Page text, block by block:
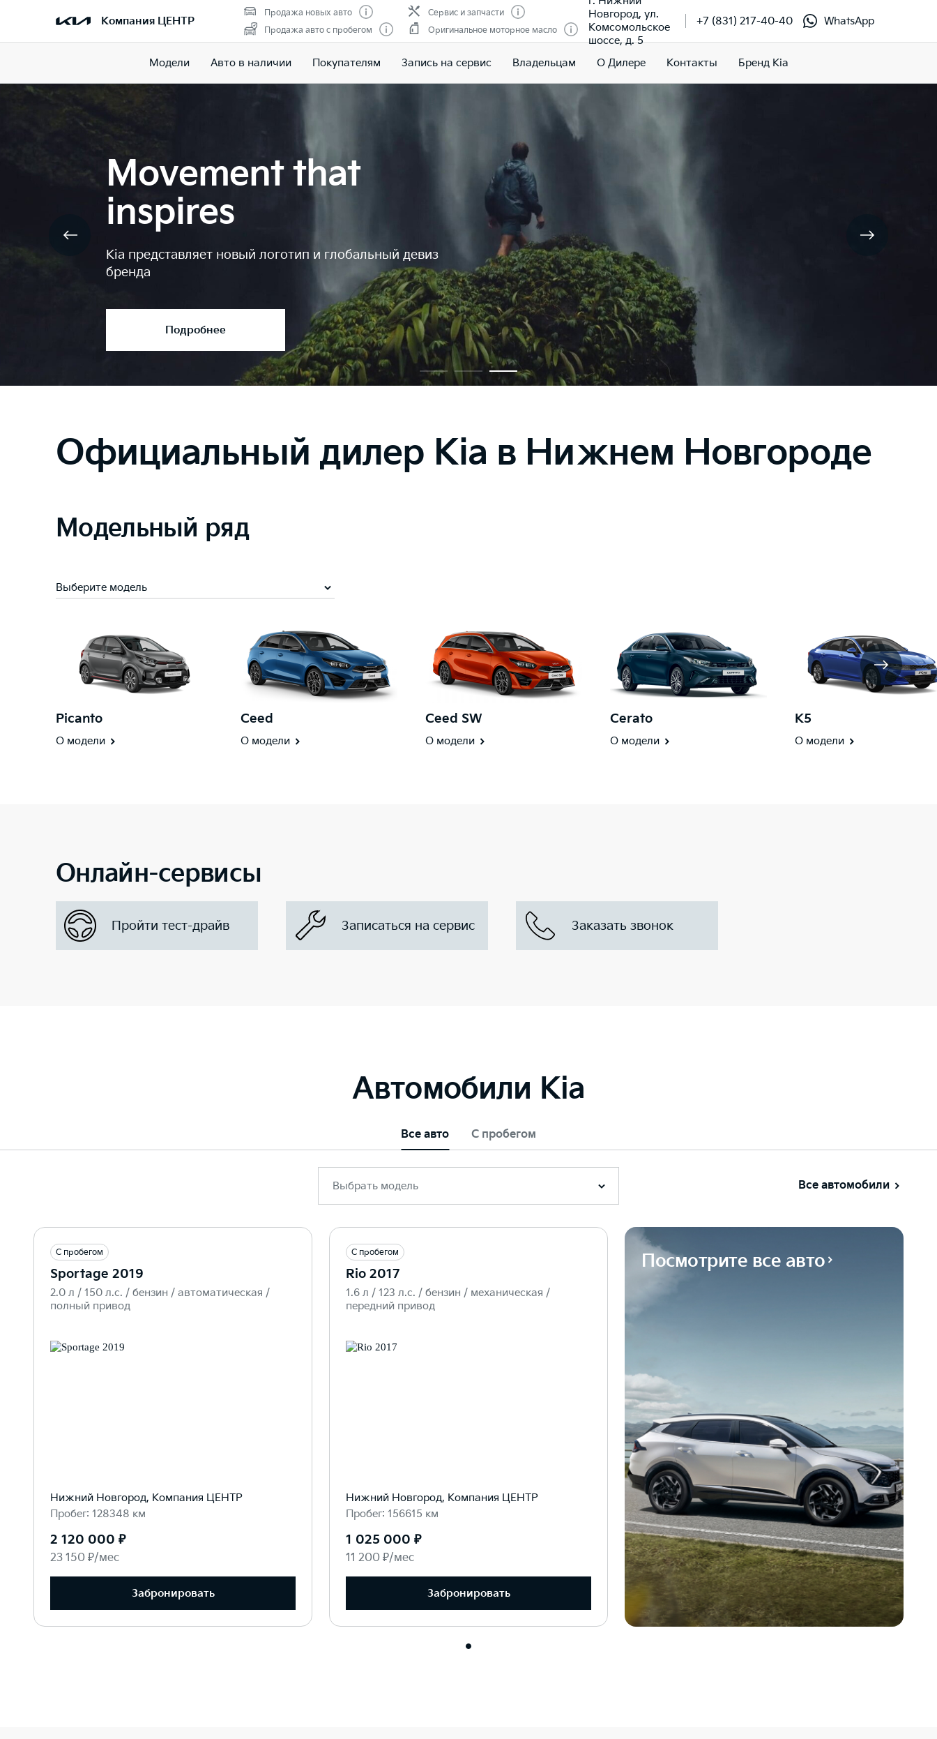
Компания ЦЕНТР
Продажа новых авто
Продажа авто с пробегом
Сервис и запчасти
Оригинальное моторное масло
Новгород, ул.
Комсомольское
шоссе, д. 5
+7 (831) 217-40-40 WhatsApp
Модели Авто в наличии Покупателям Запись на сервис Владельцам О Дилере Контакты Бренд Kia
Movement that
inspires
Kia представляет новый логотип и глобальный девиз
бренда
Подробнее
Официальный дилер Kia в Нижнем Новгороде
Модельный ряд
Выберите модель
Picanto
О модели
Ceed
О модели
Ceed SW
О модели
Cerato
О модели
K5
О модели
Онлайн-сервисы
Пройти тест-драйв Записаться на сервис Заказать звонок
Автомобили Kia
Все авто С пробегом
Выбрать модель Все автомобили
С пробегом
Sportage 2019
2.0 л / 150 л.c. / бензин / автоматическая /
полный привод
Нижний Новгород, Компания ЦЕНТР
Пробег: 128348 км
2 120 000 ₽
23 150 ₽/мес
Забронировать
С пробегом
Rio 2017
1.6 л / 123 л.c. / бензин / механическая /
передний привод
Нижний Новгород, Компания ЦЕНТР
Пробег: 156615 км
1 025 000 ₽
11 200 ₽/мес
Забронировать
Посмотрите все авто